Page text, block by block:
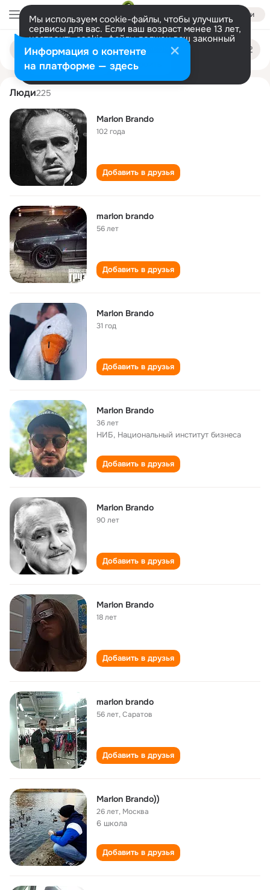
Войти
Мы используем cookie-файлы, чтобы улучшить
сервисы для вас. Если ваш возраст менее 13 лет,
настроить cookie-файлы должен ваш законный
представитель. Больше информации
Разрешить все Настроить
Поиск
людям
marlon brando
Люди225
Marlon Brando
102 года
Добавить в друзья
marlon brando
56 лет
Добавить в друзья
Marlon Brando
31 год
Добавить в друзья
Marlon Brando
36 лет
НИБ, Национальный институт бизнеса
Добавить в друзья
Marlon Brando
90 лет
Добавить в друзья
Marlon Brando
18 лет
Добавить в друзья
marlon brando
56 лет,Саратов
Добавить в друзья
Marlon Brando))
26 лет, Москва
6 школа
Добавить в друзья
Информация о контенте
на платформе — здесь